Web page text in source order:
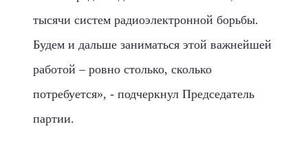
тысячи систем радиоэлектронной борьбы.
Будем и дальше заниматься этой важнейшей
работой – ровно столько, сколько
потребуется», - подчеркнул Председатель
партии.